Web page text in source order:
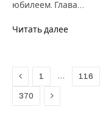
юбилеем. Глава…
Читать далее
Previous
1 … 116
370 Next